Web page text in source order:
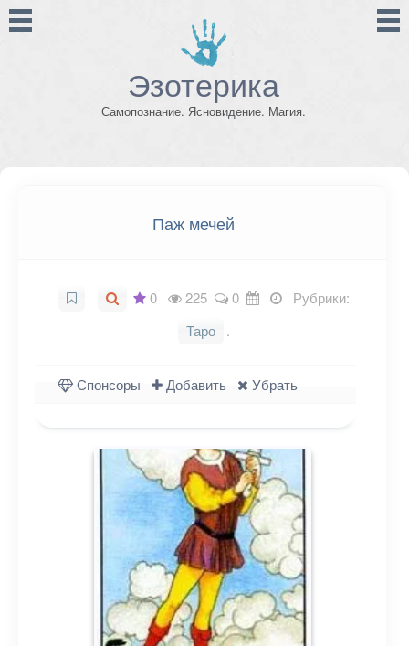
Эзотерика
Самопознание. Ясновидение. Магия.
Паж мечей
0 225 0
Рубрики:
Таро
.
Спонсоры Добавить Убрать